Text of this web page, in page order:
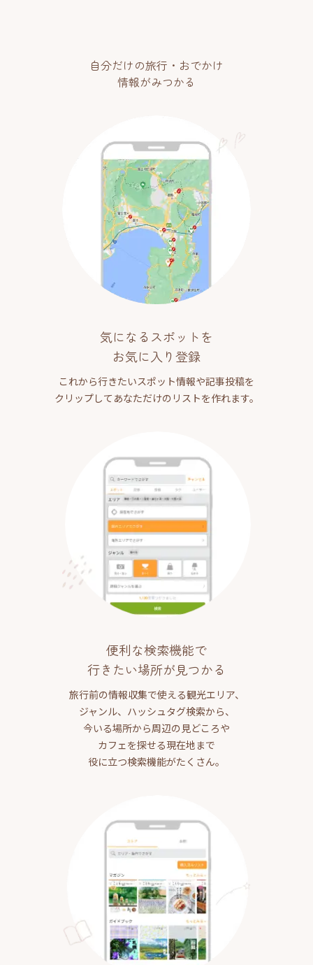
自分だけの旅行・おでかけ
情報がみつかる
気になるスポットを
お気に入り登録
これから行きたいスポット情報や記事投稿を
クリップしてあなただけのリストを作れます。
便利な検索機能で
行きたい場所が見つかる
旅行前の情報収集で使える観光エリア、
ジャンル、ハッシュタグ検索から、
今いる場所から周辺の見どころや
カフェを探せる現在地まで
役に立つ検索機能がたくさん。